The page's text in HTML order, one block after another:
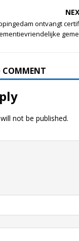
ontvangt
COMMENT
not be published.